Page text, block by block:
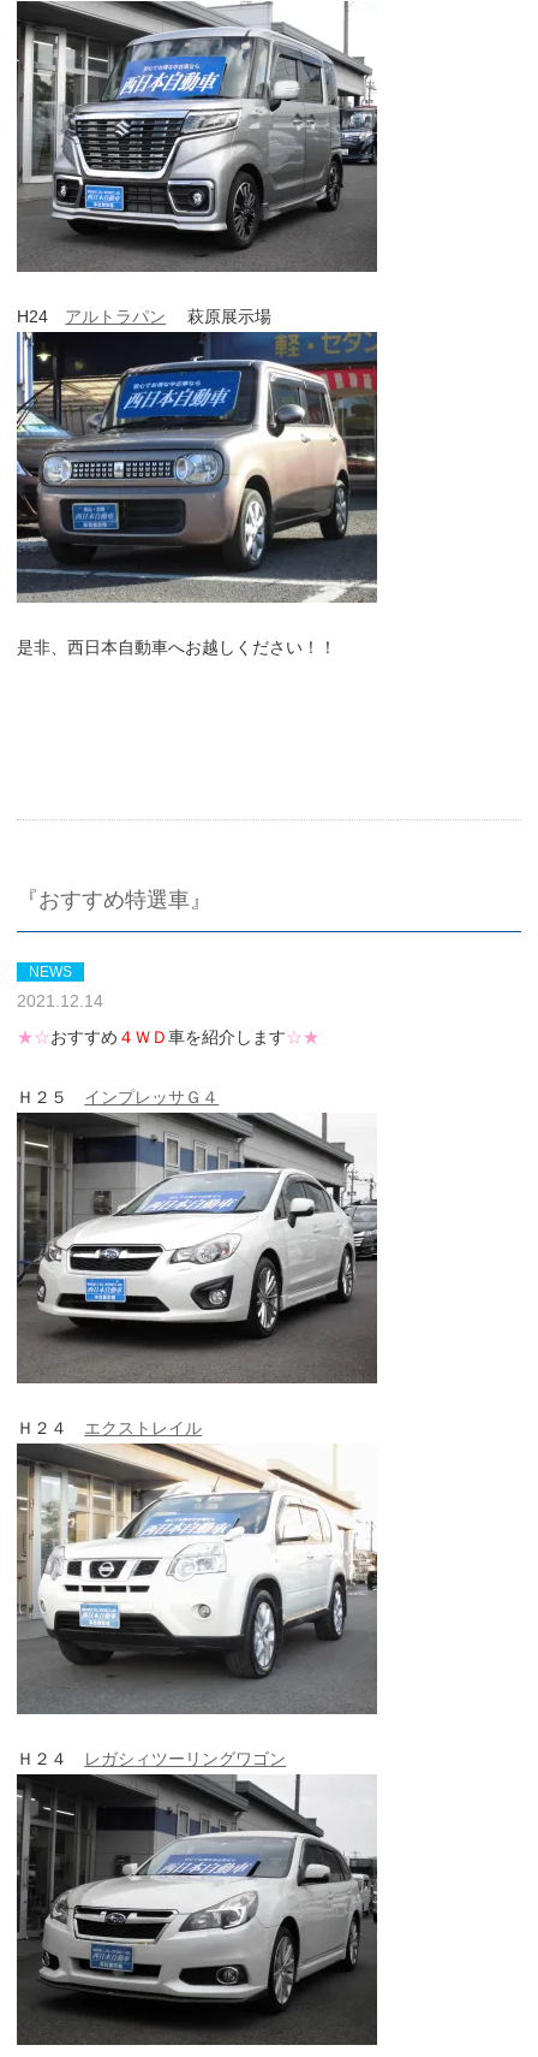
H24 アルトラパン 萩原展示場
是非、西日本自動車へお越しください！！
『おすすめ特選車』
NEWS
2021.12.14
★☆おすすめ ４ＷＤ車を紹介します☆★
Ｈ２５ インプレッサＧ４
Ｈ２４ エクストレイル
Ｈ２４ レガシィツーリングワゴン